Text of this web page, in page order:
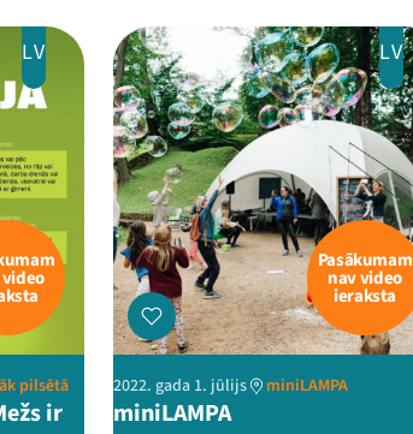
LV
pilsētā
ir
LV
Pasākumam
nav video
ieraksta
2022. gada 1. jūlijs miniLAMPA
miniLAMPA